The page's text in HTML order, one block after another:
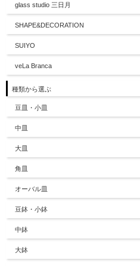
glass studio 三日月
SHAPE&DECORATION
SUIYO
veLa Branca
種類から選ぶ
豆皿・小皿
中皿
大皿
角皿
オーバル皿
豆鉢・小鉢
中鉢
大鉢